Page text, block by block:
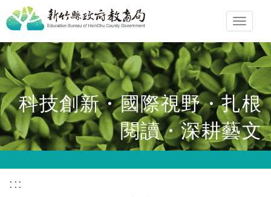
到
主
要
內
容
區
塊
科技創新・國際視野・扎根
閱讀・深耕藝文
:::